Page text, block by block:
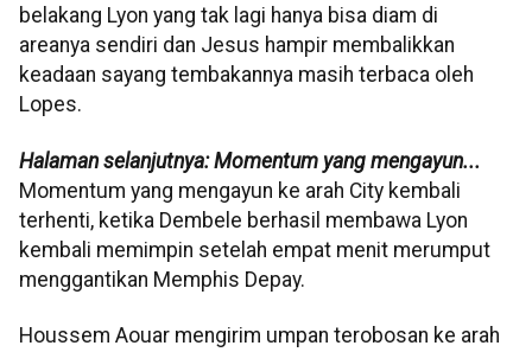
belakang Lyon yang tak lagi hanya bisa diam di
areanya sendiri dan Jesus hampir membalikkan
keadaan sayang tembakannya masih terbaca oleh
Lopes.
Halaman selanjutnya: Momentum yang mengayun...
Momentum yang mengayun ke arah City kembali
terhenti, ketika Dembele berhasil membawa Lyon
kembali memimpin setelah empat menit merumput
menggantikan Memphis Depay.
Houssem Aouar mengirim umpan terobosan ke arah